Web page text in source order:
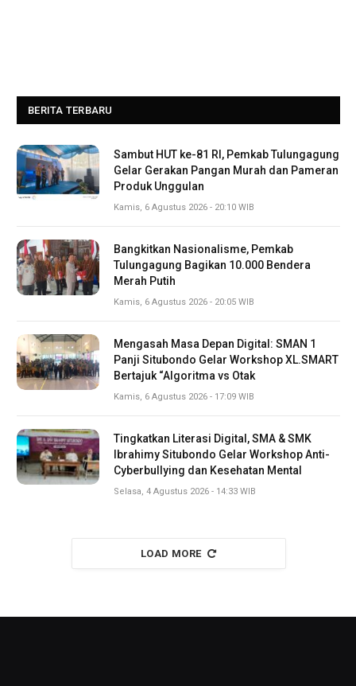
BERITA TERBARU
Sambut HUT ke-81 RI, Pemkab Tulungagung
Gelar Gerakan Pangan Murah dan Pameran
Produk Unggulan
Kamis, 6 Agustus 2026 - 20:10 WIB
Bangkitkan Nasionalisme, Pemkab
Tulungagung Bagikan 10.000 Bendera
Merah Putih
Kamis, 6 Agustus 2026 - 20:05 WIB
Mengasah Masa Depan Digital: SMAN 1
Panji Situbondo Gelar Workshop XL.SMART
Bertajuk “Algoritma vs Otak
Kamis, 6 Agustus 2026 - 17:09 WIB
Tingkatkan Literasi Digital, SMA & SMK
Ibrahimy Situbondo Gelar Workshop Anti-
Cyberbullying dan Kesehatan Mental
Selasa, 4 Agustus 2026 - 14:33 WIB
LOAD MORE